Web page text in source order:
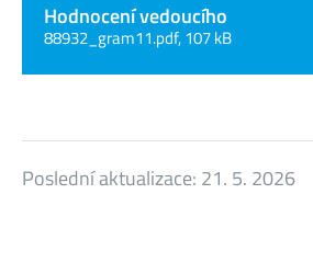
Hodnocení vedoucího
88932_gram11.pdf, 107 kB
Poslední aktualizace: 21. 5. 2026